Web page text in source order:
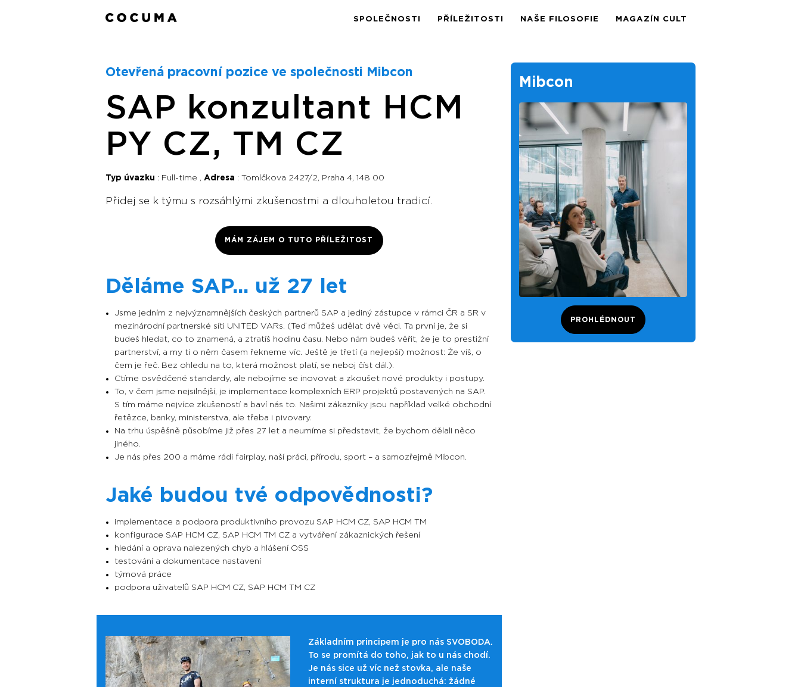
SPOLEČNOSTI PŘÍLEŽITOSTI NAŠE FILOSOFIE MAGAZÍN CULT
Otevřená pracovní pozice ve společnosti Mibcon
SAP konzultant HCM
PY CZ, TM CZ
Typ úvazku Full-time Adresa Tomíčkova 2427/2, Praha 4, 148 00
Přidej se k týmu s rozsáhlými zkušenostmi a dlouholetou tradicí.
MÁM ZÁJEM O TUTO PŘÍLEŽITOST
Děláme SAP... už 27 let
Jsme jedním z nejvýznamnějších českých partnerů SAP a jediný zástupce v rámci ČR a SR v
mezinárodní partnerské síti UNITED VARs. (Teď můžeš udělat dvě věci. Ta první je, že si
budeš hledat, co to znamená, a ztratíš hodinu času. Nebo nám budeš věřit, že je to prestižní
partnerství, a my ti o něm časem řekneme víc. Ještě je třetí (a nejlepší) možnost: Že víš, o
čem je řeč. Bez ohledu na to, která možnost platí, se neboj číst dál.).
Ctíme osvědčené standardy, ale nebojíme se inovovat a zkoušet nové produkty i postupy.
To, v čem jsme nejsilnější, je implementace komplexních ERP projektů postavených na SAP.
S tím máme nejvíce zkušeností a baví nás to. Našimi zákazníky jsou například velké obchodní
řetězce, banky, ministerstva, ale třeba i pivovary.
Na trhu úspěšně působíme již přes 27 let a neumíme si představit, že bychom dělali něco
jiného.
Je nás přes 200 a máme rádi fairplay, naší práci, přírodu, sport – a samozřejmě Mibcon.
Jaké budou tvé odpovědnosti?
implementace a podpora produktivního provozu SAP HCM CZ, SAP HCM TM
konfigurace SAP HCM CZ, SAP HCM TM CZ a vytváření zákaznických řešení
hledání a oprava nalezených chyb a hlášení OSS
testování a dokumentace nastavení
týmová práce
podpora uživatelů SAP HCM CZ, SAP HCM TM CZ
Základním principem je pro nás SVOBODA.
To se promítá do toho, jak to u nás chodí.
Je nás sice už víc než stovka, ale naše
interní struktura je jednoduchá: žádné
Mibcon
PROHLÉDNOUT